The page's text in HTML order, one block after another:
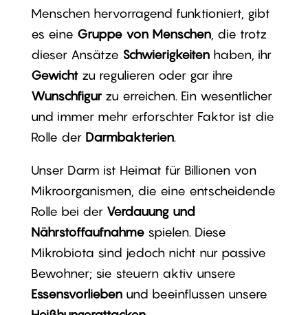
Menschen hervorragend funktioniert, gibt
es eine Gruppe von Menschen, die trotz
dieser Ansätze Schwierigkeitenhaben, ihr
Gewichtzu regulieren oder gar ihre
Wunschfigurzu erreichen. Ein wesentlicher
und immer mehr erforschter Faktor ist die
Rolle der Darmbakterien.
Unser Darm ist Heimat für Billionen von
Mikroorganismen, die eine entscheidende
Rolle bei der Verdauung und
Nährstoffaufnahmespielen. Diese
Mikrobiota sind jedoch nicht nur passive
Bewohner; sie steuern aktiv unsere
Essensvorliebenund beeinflussen unsere